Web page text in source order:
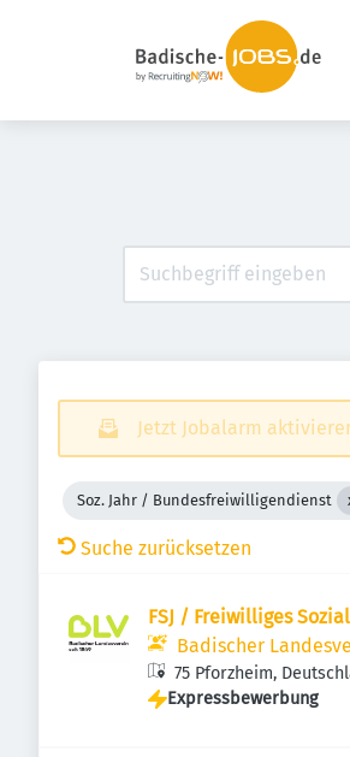
Jetzt Jobalarm
Soz. Jahr / Bundesfreiwilligendienst
Suche zurücksetzen
FSJ / Freiwilliges
Badischer
75 Pforzheim,
Expressbewerbung